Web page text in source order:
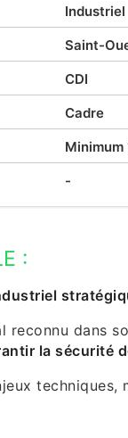
Industriel
Saint-
CDI
Cadre
Minimum
-
:
reconnu dans
la sécurité